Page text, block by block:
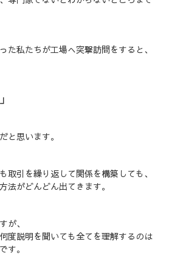
た私たちが工場へ突撃訪問をすると、
と思います。
取引を繰り返して関係を構築しても、
法がどんどん出てきます。
が、
度説明を聞いても全てを理解するのは
す。